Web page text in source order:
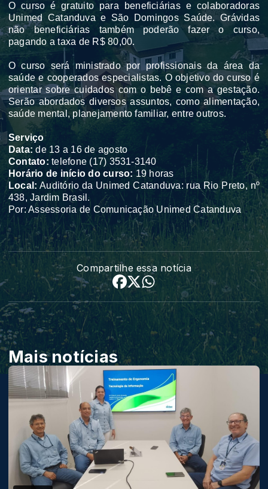
O curso é gratuito para beneficiárias e colaboradoras
Unimed Catanduva e São Domingos Saúde. Grávidas
não beneficiárias também poderão fazer o curso,
pagando a taxa de R$ 80,00.
O curso será ministrado por profissionais da área da
saúde e cooperados especialistas. O objetivo do curso é
orientar sobre cuidados com o bebê e com a gestação.
Serão abordados diversos assuntos, como alimentação,
saúde mental, planejamento familiar, entre outros.
Serviço
Data: de 13 a 16 de agosto
Contato: telefone (17) 3531-3140
Horário de início do curso: 19 horas
Local: Auditório da Unimed Catanduva: rua Rio Preto, nº
438, Jardim Brasil.
Por: Assessoria de Comunicação Unimed Catanduva
Compartilhe essa notícia
Mais notícias